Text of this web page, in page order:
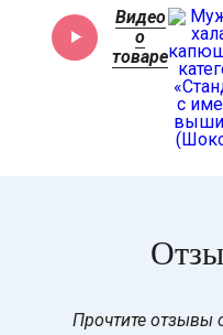
Видео
о
товаре
Прочтите отзывы